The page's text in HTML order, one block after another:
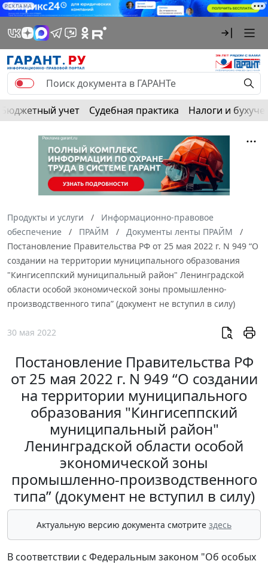
РЕКЛАМА
Бюджетный учет Судебная практика Налоги и
Продукты и услуги
Информационно-правовое
обеспечение
ПРАЙМ
Документы ленты ПРАЙМ
Постановление Правительства РФ от 25 мая 2022 г. N 949 “О
создании на территории муниципального образования
"Кингисеппский муниципальный район" Ленинградской
области особой экономической зоны промышленно-
производственного типа” (документ не вступил в силу)
30 мая 2022
Постановление Правительства РФ
от 25 мая 2022 г. N 949 “О создании
на территории муниципального
образования "Кингисеппский
муниципальный район"
Ленинградской области особой
экономической зоны
промышленно-производственного
типа” (документ не вступил в силу)
Актуальную версию документа смотрите здесь
В соответствии с Федеральным законом "Об особых